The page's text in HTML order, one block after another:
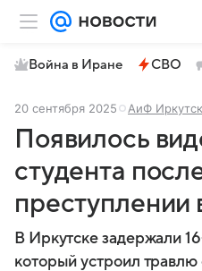
Война в Иране СВО
20 сентября 2025 АиФ Иркутск
Появилось
студента
преступлении
В Иркутске задержали
который устроил